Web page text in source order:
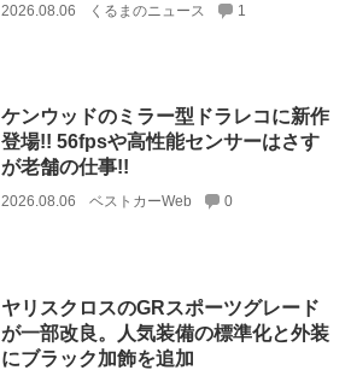
2026.08.06 くるまのニュース 1
ケンウッドのミラー型ドラレコに新作
登場!! 56fpsや高性能センサーはさす
が老舗の仕事!!
2026.08.06 ベストカーWeb 0
ヤリスクロスのGRスポーツグレード
が一部改良。人気装備の標準化と外装
にブラック加飾を追加